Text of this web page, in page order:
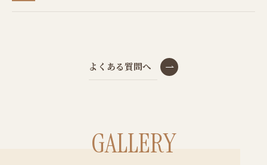
よくある質問へ
GALLERY